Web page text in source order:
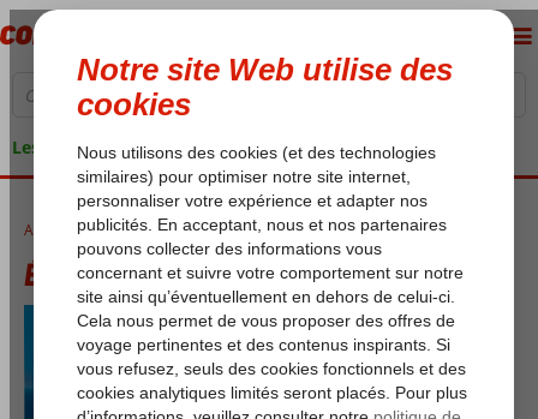
Les garanties de vacances
Accueil Été 2026
Été 2026